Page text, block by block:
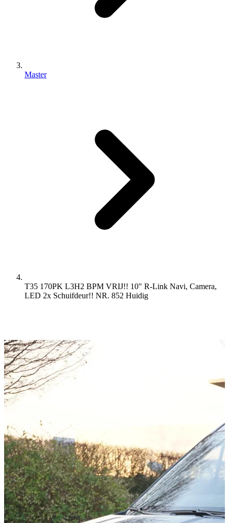
Master
T35 170PK L3H2 BPM VRIJ!! 10" R-Link Navi, Camera,
LED 2x Schuifdeur!! NR. 852 Huidig